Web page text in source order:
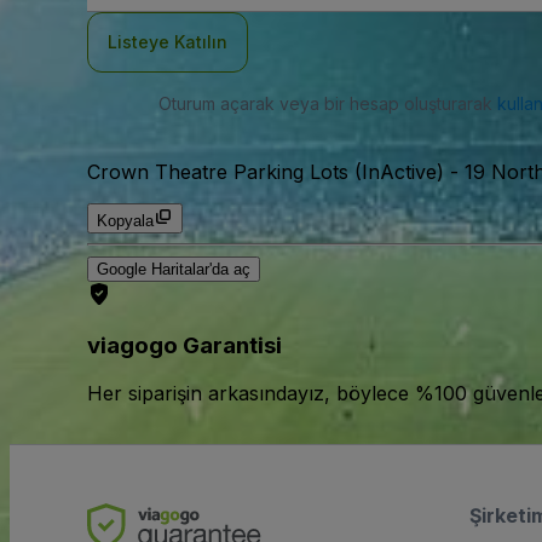
Listeye Katılın
Oturum açarak veya bir hesap oluşturarak
Crown Theatre Parking Lots (InActive) - 19
Kopyala
Google Haritalar'da aç
viagogo Garantisi
Her siparişin arkasındayız, böylece %100